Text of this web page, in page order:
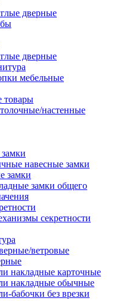
дверные
дверные
мебельные
товары
настенные
навесные замки
замки
замки общего
секретности
ветровые
накладные карточные
накладные обычные
бабочки без врезки